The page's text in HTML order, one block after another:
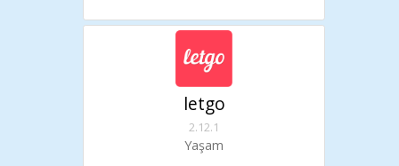
letgo
2.12.1
Yaşam